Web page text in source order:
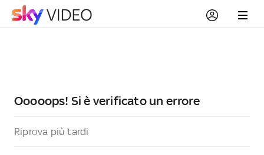
Ooooops! Si è verificato un errore
Riprova più tardi